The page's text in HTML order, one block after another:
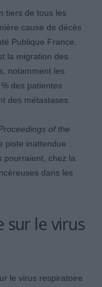
tiers de tous les
cause de décès
Publique France.
la migration des
notamment les
des patientes
des métastases.
of the
piste inattendue :
pourraient, chez la
dans les
sur le virus
le virus respiratoire